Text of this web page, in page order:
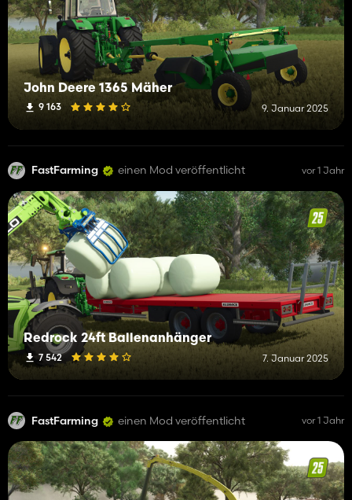
John Deere 1365 Mäher
9 163 9. Januar 2025
FastFarming einen Mod veröffentlicht vor 1 Jahr
Redrock 24ft Ballenanhänger
7 542 7. Januar 2025
FastFarming einen Mod veröffentlicht vor 1 Jahr